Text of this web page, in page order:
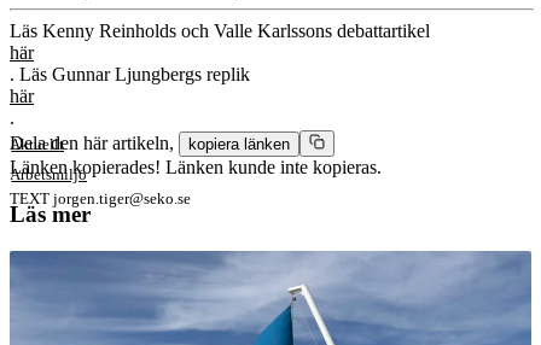
Läs Kenny Reinholds och Valle Karlssons debattartikel
här
. Läs Gunnar Ljungbergs replik
här
.
Aktuellt
Arbetsmiljö
TEXT jorgen.tiger@seko.se
Dela den här artikeln, kopiera länken
Länken kopierades! Länken kunde inte kopieras.
Läs mer